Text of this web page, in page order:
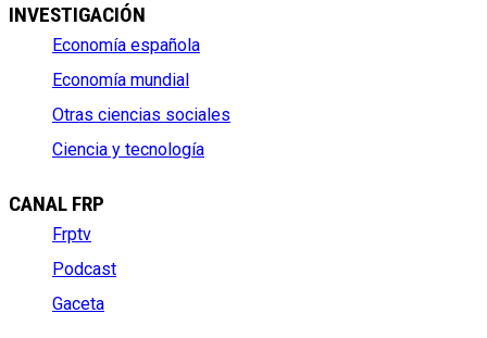
INVESTIGACIÓN
Economía española
Economía mundial
Otras ciencias sociales
Ciencia y tecnología
CANAL FRP
Frptv
Podcast
Gaceta